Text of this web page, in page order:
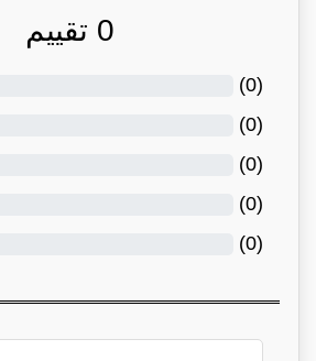
0 تقييم
(
0
)
(
0
)
(
0
)
(
0
)
(
0
)